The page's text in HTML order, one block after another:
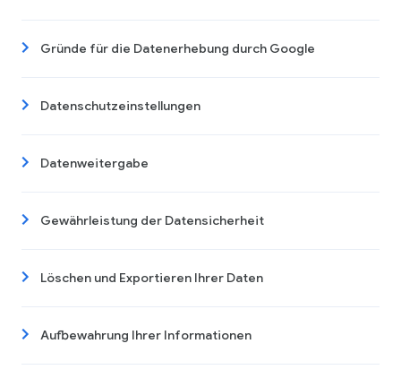
Gründe für die Datenerhebung durch Google
Datenschutzeinstellungen
Datenweitergabe
Gewährleistung der Datensicherheit
Löschen und Exportieren Ihrer Daten
Aufbewahrung Ihrer Informationen